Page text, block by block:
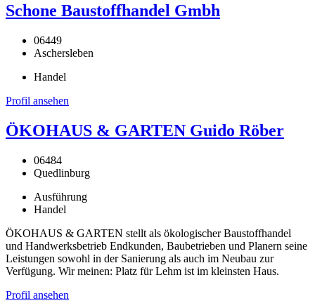
Schone Baustoffhandel Gmbh
06449
Aschersleben
Handel
Profil ansehen
ÖKOHAUS & GARTEN Guido Röber
06484
Quedlinburg
Ausführung
Handel
ÖKOHAUS & GARTEN stellt als ökologischer Baustoffhandel
und Handwerksbetrieb Endkunden, Baubetrieben und Planern seine
Leistungen sowohl in der Sanierung als auch im Neubau zur
Verfügung. Wir meinen: Platz für Lehm ist im kleinsten Haus.
Profil ansehen